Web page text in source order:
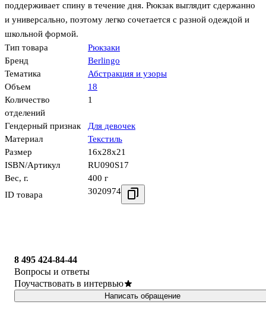
поддерживает спину в течение дня. Рюкзак выглядит сдержанно
и универсально, поэтому легко сочетается с разной одеждой и
школьной формой.
Тип товара
Рюкзаки
Бренд
Berlingo
Тематика
Абстракция и узоры
Объем
18
Количество
отделений
1
Гендерный признак
Для девочек
Материал
Текстиль
Размер
16x28x21
ISBN/Артикул
RU090S17
Вес, г.
400 г
ID товара
3020974
8 495 424-84-44
Вопросы и ответы
Поучаствовать в интервью
Написать обращение